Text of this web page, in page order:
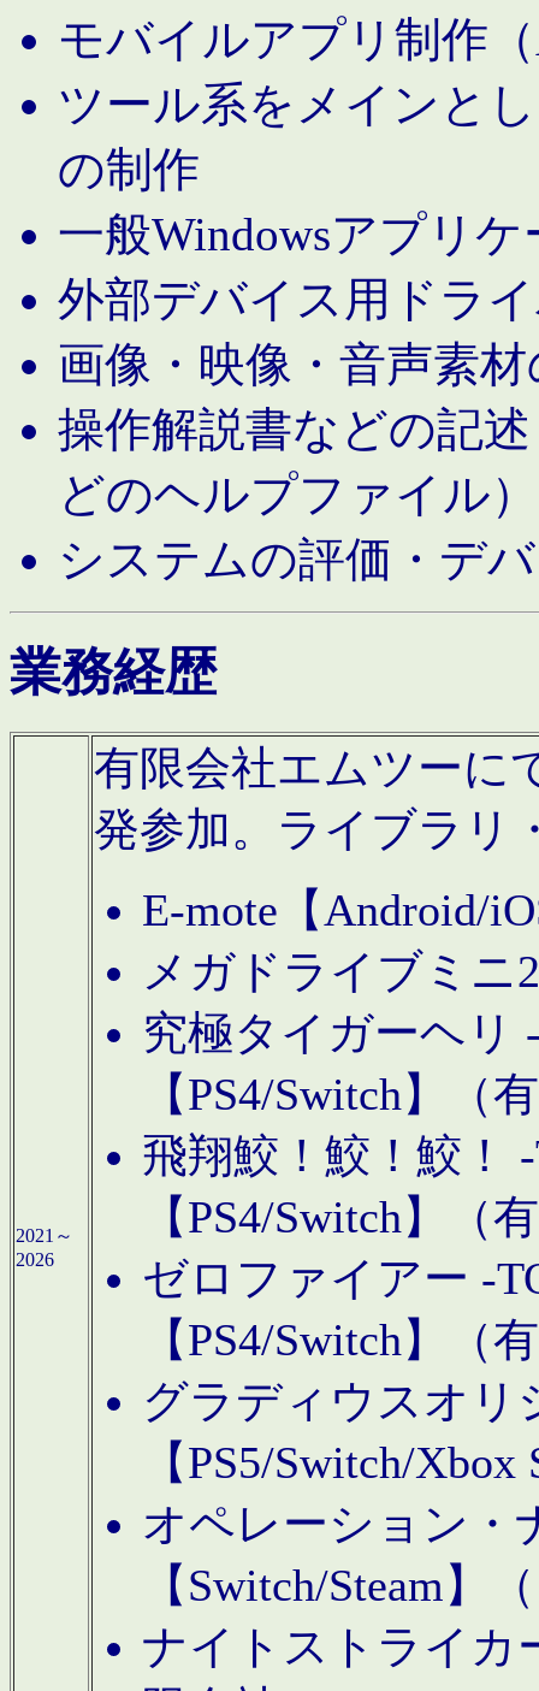
モバイルアプリ制作
ツール系をメインと
の制作
一般Windowsアプリ
外部デバイス用ドラ
画像・映像・音声素
操作解説書などの記
どのヘルプファイル）
システムの評価・デ
業務経歴
2021～
2026
有限会社エムツーに
発参加。ライブラリ
E-mote【Android/
メガドライブミニ
究極タイガーヘリ
【PS4/Switch】（
飛翔鮫！鮫！鮫！
【PS4/Switch】（
ゼロファイアー -
【PS4/Switch】（
グラディウスオリ
【PS5/Switch/
オペレーション・
【Switch/Steam】
ナイトストライカ